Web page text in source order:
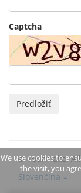
Captcha
Predložiť
© Tourmake.
Slovenčina
We use cookies to
the visit, you